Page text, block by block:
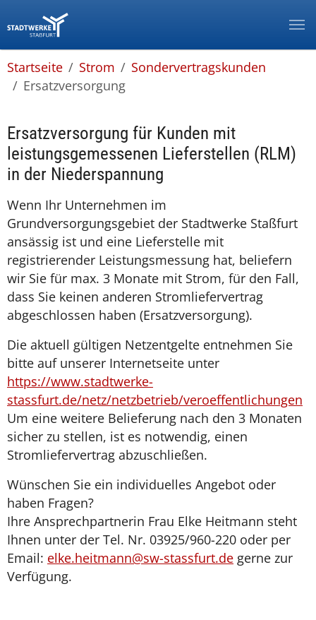
Zur Hauptnavigation springen
Zum Hauptinhalt springen
Zum Footer springen
Zur Info-Navigation springen
You are here:
Startseite Strom
Sondervertragskunden
Ersatzversorgung
Ersatzversorgung für Kunden mit
leistungsgemessenen Lieferstellen (RLM)
in der Niederspannung
Wenn Ihr Unternehmen im
Grundversorgungsgebiet der Stadtwerke Staßfurt
ansässig ist und eine Lieferstelle mit
registrierender Leistungsmessung hat, beliefern
wir Sie für max. 3 Monate mit Strom, für den Fall,
dass Sie keinen anderen Stromliefervertrag
abgeschlossen haben (Ersatzversorgung).
Die aktuell gültigen Netzentgelte entnehmen Sie
bitte auf unserer Internetseite unter
https://www.stadtwerke-
stassfurt.de/netz/netzbetrieb/veroeffentlichungen
Um eine weitere Belieferung nach den 3 Monaten
sicher zu stellen, ist es notwendig, einen
Stromliefervertrag abzuschließen.
Wünschen Sie ein individuelles Angebot oder
haben Fragen?
Ihre Ansprechpartnerin Frau Elke Heitmann steht
Ihnen unter der Tel. Nr. 03925/960-220 oder per
Email: elke.heitmann@sw-stassfurt.de gerne zur
Verfügung.